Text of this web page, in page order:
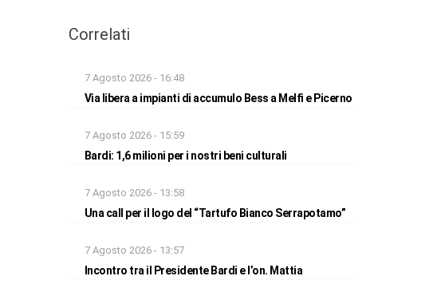
Correlati
7 Agosto 2026 - 16:48
Via libera a impianti di accumulo Bess a Melfi e Picerno
7 Agosto 2026 - 15:59
Bardi: 1,6 milioni per i nostri beni culturali
7 Agosto 2026 - 13:58
Una call per il logo del “Tartufo Bianco Serrapotamo”
7 Agosto 2026 - 13:57
Incontro tra il Presidente Bardi e l’on. Mattia